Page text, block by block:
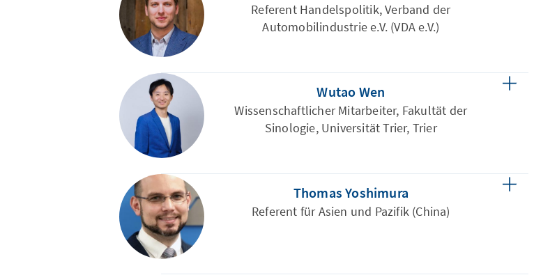
Referent Handelspolitik, Verband der
Automobilindustrie e.V. (VDA e.V.)
Wutao Wen
Wissenschaftlicher Mitarbeiter, Fakultät der
Sinologie, Universität Trier, Trier
Thomas Yoshimura
Referent für Asien und Pazifik (China)